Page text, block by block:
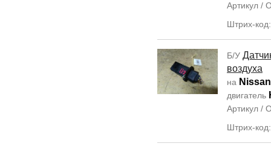
Артикул /
Штрих-
Б/У
воздуха
на
двигатель
Артикул /
Штрих-